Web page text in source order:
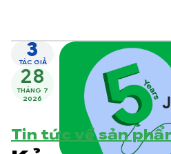
3
TÁC GIẢ
28
THÁNG 7
2026
Tin tức về sản